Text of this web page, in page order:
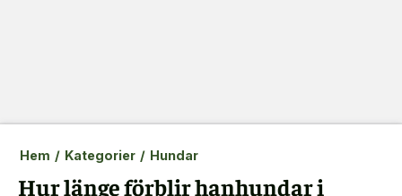
Hem / Kategorier / Hundar
Hur länge förblir hanhundar i